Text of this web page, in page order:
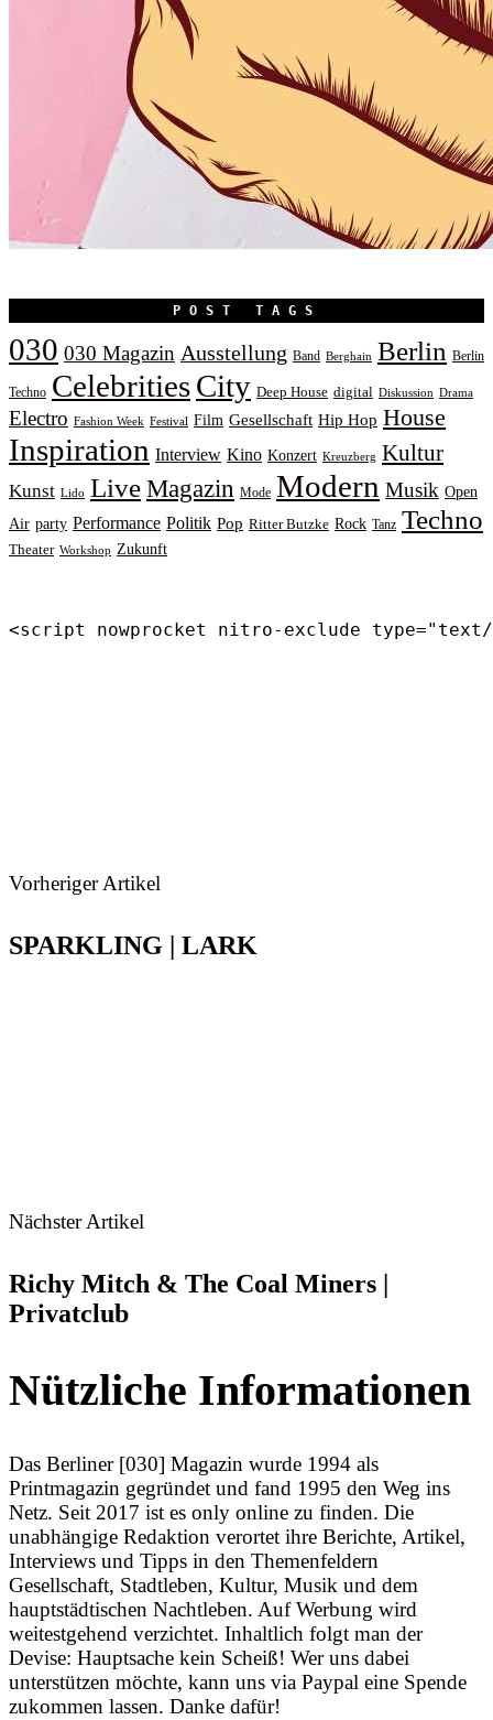
POST TAGS
030 030 Magazin Ausstellung Band Berghain Berlin Berlin
Techno CelebritiesCity Deep House digital Diskussion Drama
Electro Fashion Week Festival Film Gesellschaft Hip Hop House
Inspiration Interview Kino Konzert Kreuzberg Kultur
Kunst Lido LiveMagazin Mode Modern Musik Open
Air party Performance Politik Pop Ritter Butzke Rock Tanz Techno
Theater Workshop Zukunft
<script nowprocket nitro-exclude type="text/
Vorheriger Artikel
SPARKLING | LARK
Nächster Artikel
Richy Mitch & The Coal Miners |
Privatclub
Nützliche Informationen
Das Berliner [030] Magazin wurde 1994 als
Printmagazin gegründet und fand 1995 den Weg ins
Netz. Seit 2017 ist es only online zu finden. Die
unabhängige Redaktion verortet ihre Berichte, Artikel,
Interviews und Tipps in den Themenfeldern
Gesellschaft, Stadtleben, Kultur, Musik und dem
hauptstädtischen Nachtleben. Auf Werbung wird
weitestgehend verzichtet. Inhaltlich folgt man der
Devise: Hauptsache kein Scheiß! Wer uns dabei
unterstützen möchte, kann uns via Paypal eine Spende
zukommen lassen. Danke dafür!